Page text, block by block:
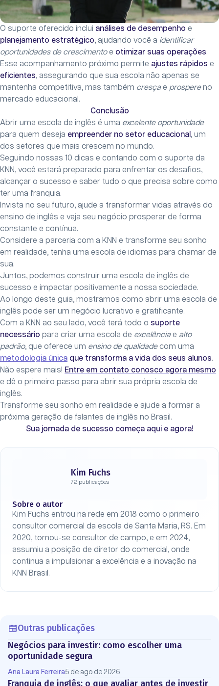
O suporte oferecido inclui análises de desempenho e
planejamento estratégico, ajudando você a identificar
oportunidades de crescimentoe otimizar suas operações.
Esse acompanhamento próximo permite ajustes rápidos e
eficientes, assegurando que sua escola não apenas se
mantenha competitiva, mas também cresçae prospereno
mercado educacional.
Conclusão
Abrir uma escola de inglês é uma excelente oportunidade
para quem deseja empreender no setor educacional , um
dos setores que mais crescem no mundo.
Seguindo nossas 10 dicas e contando com o suporte da
KNN, você estará preparado para enfrentar os desafios,
alcançar o sucesso e saber tudo o que precisa sobre como
ter uma franquia.
Invista no seu futuro, ajude a transformar vidas através do
ensino de inglês e veja seu negócio prosperar de forma
constante e contínua.
Considere a parceria com a KNN e transforme seu sonho
em realidade, tenha uma escola de idiomas para chamar de
sua.
Juntos, podemos construir uma escola de inglês de
sucesso e impactar positivamente a nossa sociedade.
Ao longo deste guia, mostramos como abrir uma escola de
inglês pode ser um negócio lucrativo e gratificante.
Com a KNN ao seu lado, você terá todo o suporte
necessário para criar uma escola de excelênciae alto
padrão, que oferece um ensino de qualidadecom uma
metodologia única que transforma a vida dos seus alunos.
Não espere mais! Entre em contato conosco agora mesmo
e dê o primeiro passo para abrir sua própria escola de
inglês.
Transforme seu sonho em realidade e ajude a formar a
próxima geração de falantes de inglês no Brasil.
Sua jornada de sucesso começa aqui e agora!
Kim Fuchs
72 publicações
Sobre o autor
Kim Fuchs entrou na rede em 2018 como o primeiro
consultor comercial da escola de Santa Maria, RS. Em
2020, tornou-se consultor de campo, e em 2024,
assumiu a posição de diretor do comercial, onde
continua a impulsionar a excelência e a inovação na
KNN Brasil.
Outras publicações
Negócios para investir: como escolher uma
oportunidade segura
Ana Laura Ferreira5 de ago de 2026
Franquia de inglês: o que avaliar antes de investir